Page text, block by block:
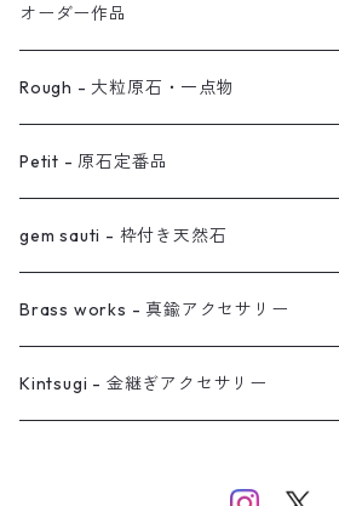
イヤリング対応
ノンホールピアス
オーダー用ページ
真鍮イヤーカフ
バングル
ブローチ
ヘアアクセサリー
オーダー作品
リング
ネックレス
ピアス
イヤーカフ
バングル
Rough - 大粒原石・一点物
ピアス
リング
ネックレス
イヤーカフ
Petit - 原石定番品
ピアス
リング
ネックレス
gem sauti - 枠付き天然石
ピアス
ネックレス
Brass works - 真鍮アクセサリー
リング
Kintsugi - 金継ぎアクセサリー